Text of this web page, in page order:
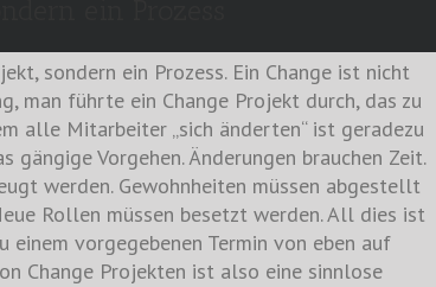
sondern ein Prozess. Ein Change ist nicht
man führte ein Change Projekt durch, das zu
alle Mitarbeiter „sich änderten“ ist geradezu
Vorgehen. Änderungen brauchen Zeit.
werden. Gewohnheiten müssen abgestellt
Rollen müssen besetzt werden. All dies ist
einem vorgegebenen Termin von eben auf
Change Projekten ist also eine sinnlose